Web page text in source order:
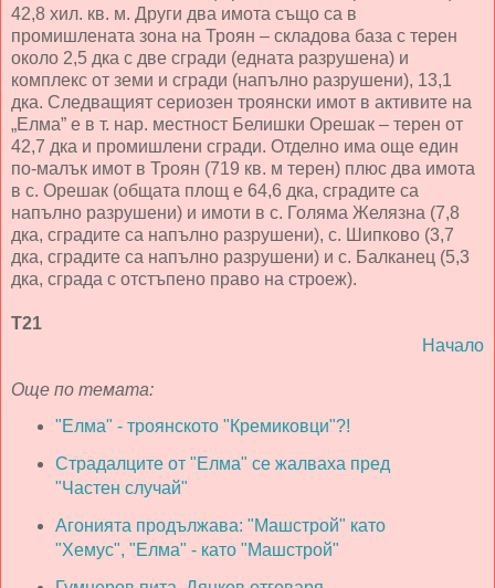
42,8 хил. кв. м. Други два имота също са в
промишлената зона на Троян – складова база с терен
около 2,5 дка с две сгради (едната разрушена) и
комплекс от земи и сгради (напълно разрушени), 13,1
дка. Следващият сериозен троянски имот в активите на
„Елма” е в т. нар. местност Белишки Орешак – терен от
42,7 дка и промишлени сгради. Отделно има още един
по-малък имот в Троян (719 кв. м терен) плюс два имота
в с. Орешак (общата площ е 64,6 дка, сградите са
напълно разрушени) и имоти в с. Голяма Желязна (7,8
дка, сградите са напълно разрушени), с. Шипково (3,7
дка, сградите са напълно разрушени) и с. Балканец (5,3
дка, сграда с отстъпено право на строеж).
Т21
Начало
Още по темата:
"Елма" - троянското "Кремиковци"?!
Страдалците от "Елма" се жалваха пред
"Частен случай"
Агонията продължава: "Машстрой" като
"Хемус", "Елма" - като "Машстрой"